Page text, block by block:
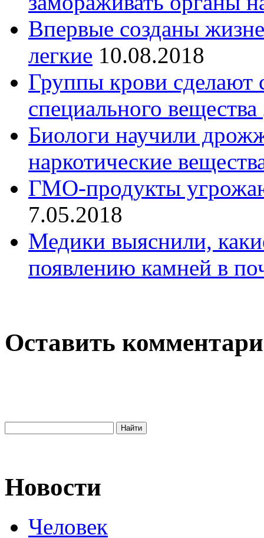
Впервые созданы
легкие 10.08.2018
Группы крови
специального вещества
Биологи научили
наркотические
ГМО-продукты
7.05.2018
Медики выяснили,
появлению камней в
Оставить
Новости
Человек